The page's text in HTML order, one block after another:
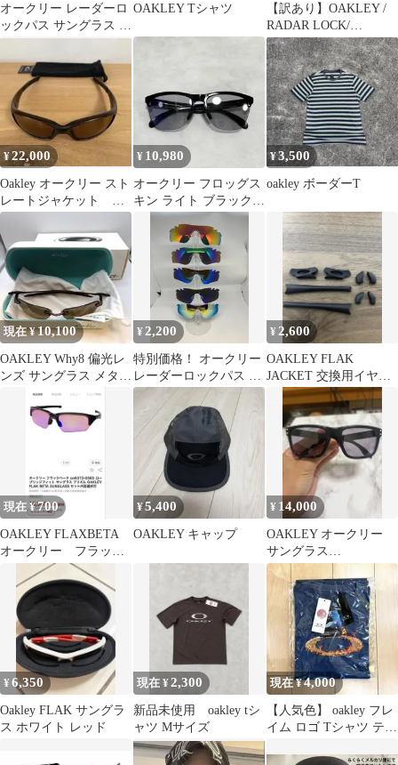
オークリー レーダーロ
ックパス サングラス 偏
光レンズ 交換レンズ カ
スタムレンズ OAKLEY
RADAR LOCK PATH 社
外品
OAKLEY Tシャツ
【訳あり】OAKLEY /
RADAR LOCK/
<No.3312>
¥22,000
Oakley オークリー スト
レートジャケット ビ
ンテージ USA製サン
グラス
¥ 10,980
オークリー フロッグス
キン ライト ブラック
¥3,500
oakley ボーダーT
現在 ¥10,100
OAKLEY Why8 偏光レ
ンズ サングラス メタル
フレーム 廃盤希少
¥ 2,200
特別価格！ オークリー
レーダーロックパス 交
換用レンズ
¥ 2,600
OAKLEY FLAK
JACKET 交換用イヤー
&ノーズパッド
現在 ¥700
OAKLEY FLAXBETA
オークリー フラック
¥5,400
OAKLEY キャップ
¥ 14,000
OAKLEY オークリー
サングラス
HOLBROOK ホルブル
ック ブラック
¥6,350
Oakley FLAK サングラ
ス ホワイト レッド
現在 ¥2,300
新品未使用 oakley tシ
ャツ Mサイズ
現在 ¥4,000
【人気色】 oakley フレ
イム ロゴ Tシャツ テッ